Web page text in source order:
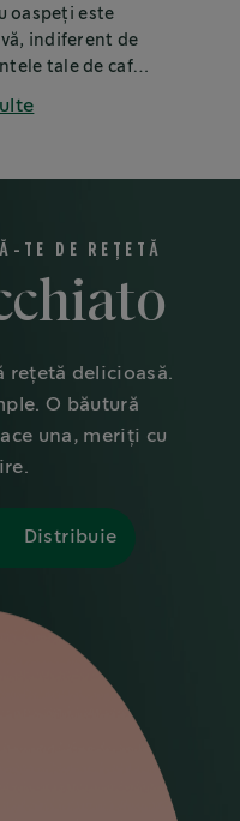
oaspeți este
indiferent de
tale de cafea
pentru prieteni,
TE DE REȚETĂ
rețetă delicioasă.
O băutură
una, meriți cu
Distribuie